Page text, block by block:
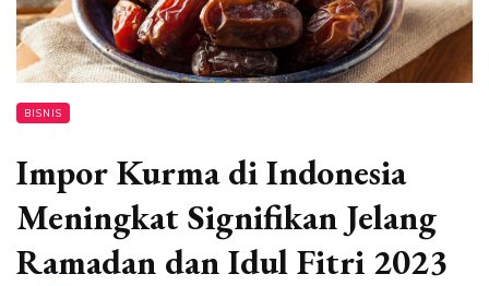
BISNIS
Impor Kurma di Indonesia
Meningkat Signifikan Jelang
Ramadan dan Idul Fitri 2023